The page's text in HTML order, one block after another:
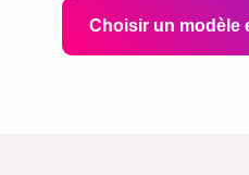
Choisir un modèle